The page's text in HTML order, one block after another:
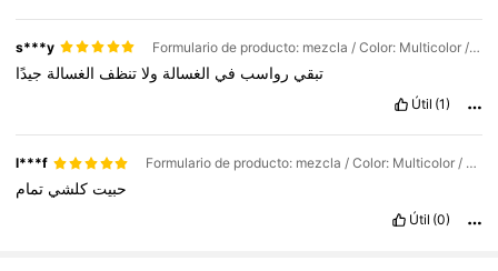
s***y Formulario de producto: mezcla / Color: Multicolor / Talla: Unitalla
تبقي رواسب في الغسالة ولا تنظف الغسالة جيدًا
Útil (1)
l***f Formulario de producto: mezcla / Color: Multicolor / Talla: Unitalla
حبيت كلشي تمام
Útil (0)